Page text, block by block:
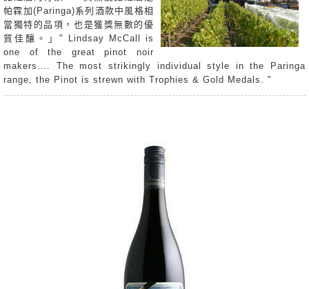
帕霖加(Paringa)系列酒款中風格相
當獨特的品項，也是獲獎無數的優
質佳釀。」" Lindsay McCall is
one of the great pinot noir
makers…. The most strikingly individual style in the Paringa
range, the Pinot is strewn with Trophies & Gold Medals. "